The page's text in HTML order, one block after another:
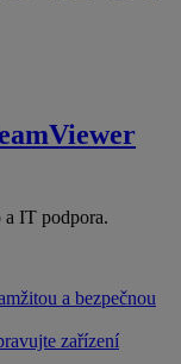
a IT podpora.
a bezpečnou
zařízení